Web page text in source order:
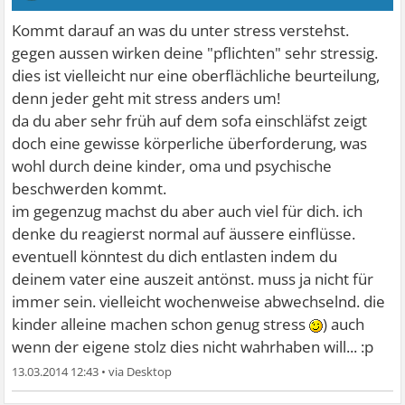
Kommt darauf an was du unter stress verstehst.
gegen aussen wirken deine "pflichten" sehr stressig.
dies ist vielleicht nur eine oberflächliche beurteilung,
denn jeder geht mit stress anders um!
da du aber sehr früh auf dem sofa einschläfst zeigt
doch eine gewisse körperliche überforderung, was
wohl durch deine kinder, oma und psychische
beschwerden kommt.
im gegenzug machst du aber auch viel für dich. ich
denke du reagierst normal auf äussere einflüsse.
eventuell könntest du dich entlasten indem du
deinem vater eine auszeit antönst. muss ja nicht für
immer sein. vielleicht wochenweise abwechselnd. die
kinder alleine machen schon genug stress
) auch
wenn der eigene stolz dies nicht wahrhaben will... :p
13.03.2014 12:43 •